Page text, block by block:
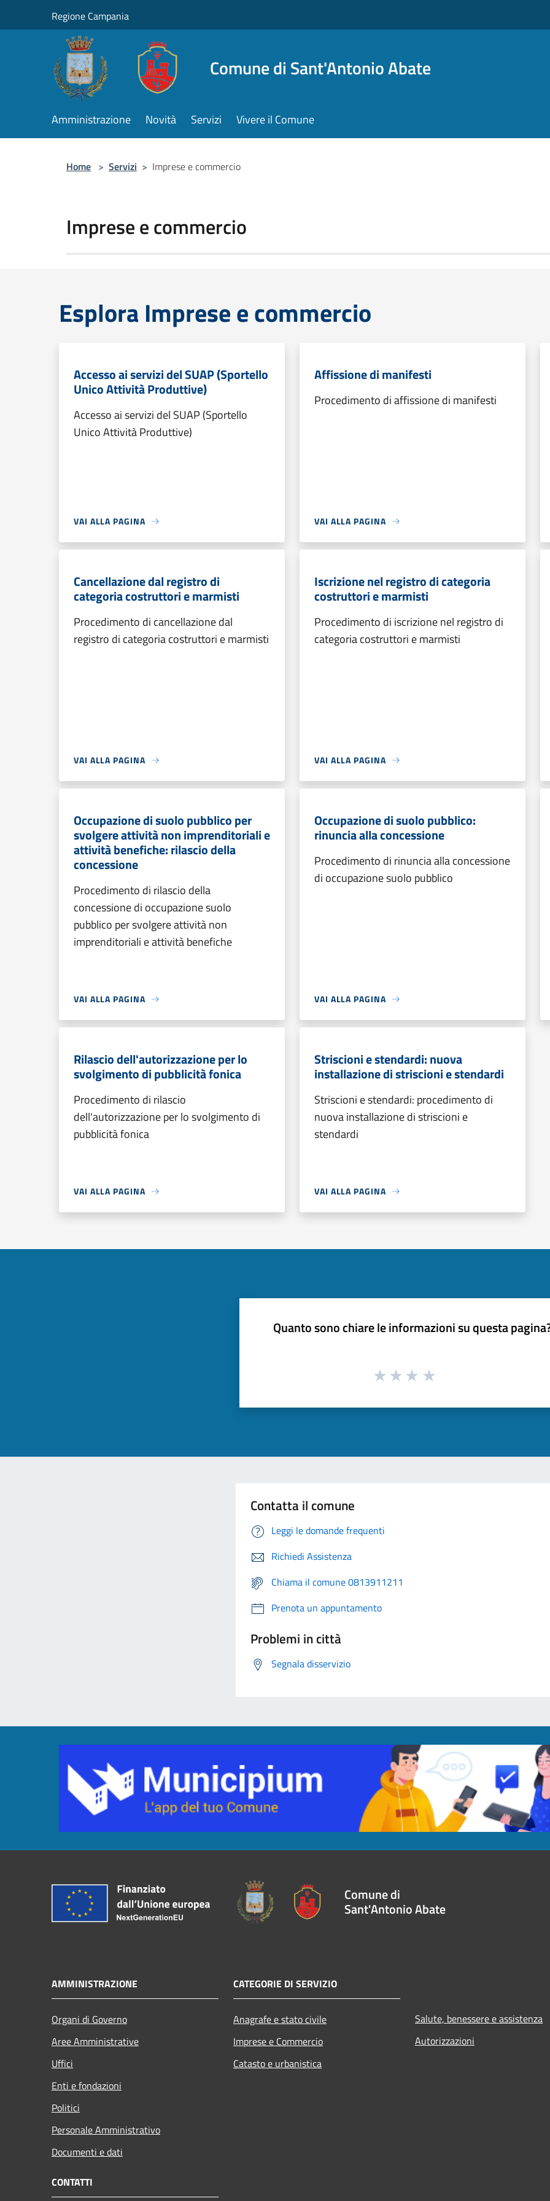
Regione Campania
Comune di Sant'Antonio Abate
Amministrazione Novità Servizi Vivere il Comune
Home > Servizi > Imprese e commercio
Imprese e commercio
Esplora Imprese e commercio
Accesso ai servizi del SUAP (Sportello
Unico Attività Produttive)
Accesso ai servizi del SUAP (Sportello
Unico Attività Produttive)
VAI ALLA PAGINA
Affissione di manifesti
Procedimento di affissione di manifesti
VAI ALLA PAGINA
Cancellazione dal registro di
categoria costruttori e marmisti
Procedimento di cancellazione dal
registro di categoria costruttori e marmisti
VAI ALLA PAGINA
Iscrizione nel registro di categoria
costruttori e marmisti
Procedimento di iscrizione nel registro di
categoria costruttori e marmisti
VAI ALLA PAGINA
Occupazione di suolo pubblico per
svolgere attività non imprenditoriali e
attività benefiche: rilascio della
concessione
Procedimento di rilascio della
concessione di occupazione suolo
pubblico per svolgere attività non
imprenditoriali e attività benefiche
VAI ALLA PAGINA
Occupazione di suolo pubblico:
rinuncia alla concessione
Procedimento di rinuncia alla concessione
di occupazione suolo pubblico
VAI ALLA PAGINA
Rilascio dell'autorizzazione per lo
svolgimento di pubblicità fonica
Procedimento di rilascio
dell'autorizzazione per lo svolgimento di
pubblicità fonica
VAI ALLA PAGINA
Striscioni e stendardi: nuova
installazione di striscioni e stendardi
Striscioni e stendardi: procedimento di
nuova installazione di striscioni e
stendardi
VAI ALLA PAGINA
Quanto sono chiare le informazioni su questa
Contatta il comune
Leggi le domande frequenti
Richiedi Assistenza
Chiama il comune 0813911211
Prenota un appuntamento
Problemi in città
Segnala disservizio
Comune di
Sant'Antonio Abate
AMMINISTRAZIONE
Organi di Governo
Aree Amministrative
Uffici
Enti e fondazioni
Politici
Personale Amministrativo
Documenti e dati
CATEGORIE DI SERVIZIO
Anagrafe e stato civile
Imprese e Commercio
Catasto e urbanistica
Salute, benessere e assistenza
Autorizzazioni
CONTATTI